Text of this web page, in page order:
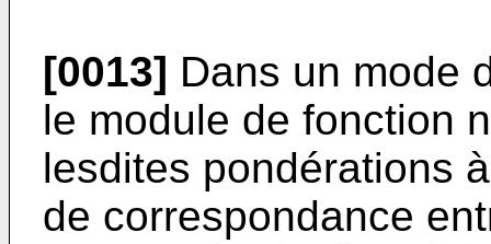
[0013] Dans un mode
le module de fonction
lesdites pondérations
de correspondance